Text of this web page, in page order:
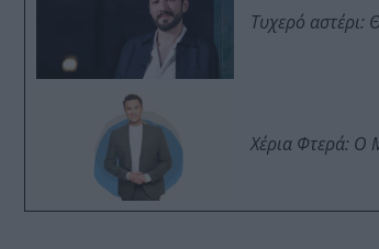
Τυχερό αστέρι:
Χέρια Φτερά: Ο